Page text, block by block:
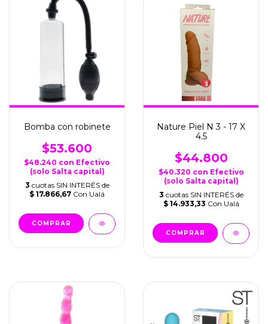
Bomba con robinete
$53.600
$48.240 con Efectivo
(solo Salta capital)
3 cuotas SIN INTERÉS de
$ 17.866,67 Con Ualá
Nature Piel N 3 - 17 X
4.5
$44.800
$40.320 con Efectivo
(solo Salta capital)
3 cuotas SIN INTERÉS de
$ 14.933,33 Con Ualá